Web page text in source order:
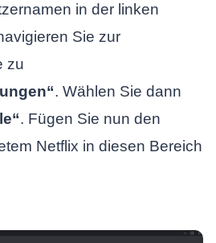
in der linken
Sie zur
zu
. Wählen Sie dann
. Fügen Sie nun den
Netflix in diesen Bereich